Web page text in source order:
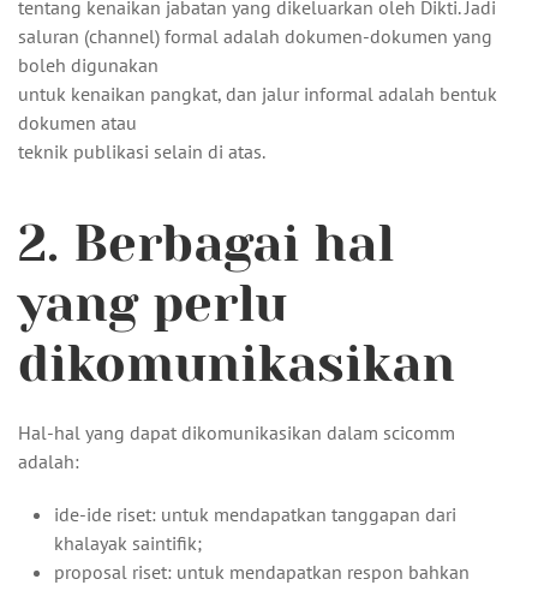
tentang kenaikan jabatan yang dikeluarkan oleh Dikti. Jadi
saluran (channel) formal adalah dokumen-dokumen yang
boleh digunakan
untuk kenaikan pangkat, dan jalur informal adalah bentuk
dokumen atau
teknik publikasi selain di atas.
2. Berbagai hal
yang perlu
dikomunikasikan
Hal-hal yang dapat dikomunikasikan dalam scicomm
adalah:
ide-ide riset: untuk mendapatkan tanggapan dari
khalayak saintifik;
proposal riset: untuk mendapatkan respon bahkan